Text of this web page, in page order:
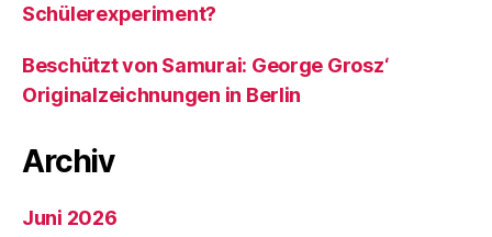
Schülerexperiment?
Beschützt von Samurai: George Grosz‘
Originalzeichnungen in Berlin
Archiv
Juni 2026